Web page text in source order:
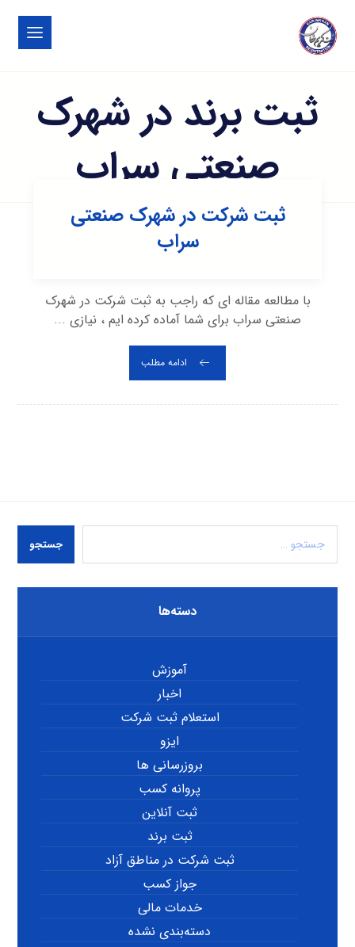
ثبت برند در شهرک
صنعتی سراب
ثبت شرکت در شهرک صنعتی
سراب
با مطالعه مقاله ای که راجب به ثبت شرکت در شهرک
صنعتی سراب برای شما آماده کرده ایم ، نیازی ...
ادامه مطلب
جستجو
دسته‌ها
آموزش
اخبار
استعلام ثبت شرکت
ایزو
بروزرسانی ها
پروانه کسب
ثبت آنلاین
ثبت برند
ثبت شرکت در مناطق آزاد
جواز کسب
خدمات مالی
دسته‌بندی نشده